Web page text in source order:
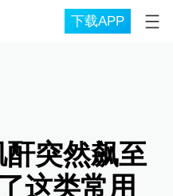
下载APP
突然飙至
这类常用